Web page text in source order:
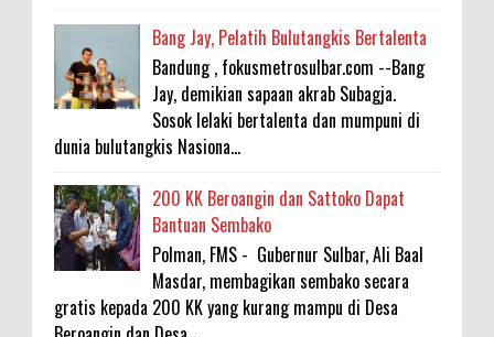
Bang Jay, Pelatih Bulutangkis Bertalenta
Bandung , fokusmetrosulbar.com --Bang
Jay, demikian sapaan akrab Subagja.
Sosok lelaki bertalenta dan mumpuni di
dunia bulutangkis Nasiona...
200 KK Beroangin dan Sattoko Dapat
Bantuan Sembako
Polman, FMS - Gubernur Sulbar, Ali Baal
Masdar, membagikan sembako secara
gratis kepada 200 KK yang kurang mampu di Desa